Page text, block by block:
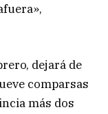
dejará de
comparsas
más dos